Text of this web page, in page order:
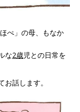
ぺ」の母、もなか
な2歳児との日常を
話します。